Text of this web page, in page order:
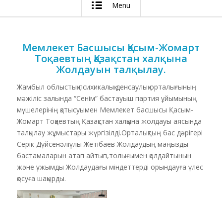
Menu
Мемлекет Басшысы Қасым-Жомарт
Тоқаевтың Қазақстан халқына
Жолдауын талқылау.
Жамбыл облыстық психикалық денсаулық орталығының
мәжіліс залында “Сенім” бастауыш партия ұйымының
мүшелерінің қатысуымен Мемлекет басшысы Қасым-
Жомарт Тоқаевтың Қазақстан халқына жолдауы аясында
талқылау жұмыстары жүргізілді.Орталықтың бас дәрігері
Серік Дүйсенәліұлы Жетібаев Жолдаудың маңызды
бастамаларын атап айтып,толығымен қолдайтынын
және ұжымды Жолдаудағы міндеттерді орындауға үлес
қосуға шақырды.